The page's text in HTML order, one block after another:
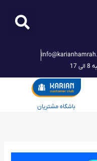
باشگاه مشتریان